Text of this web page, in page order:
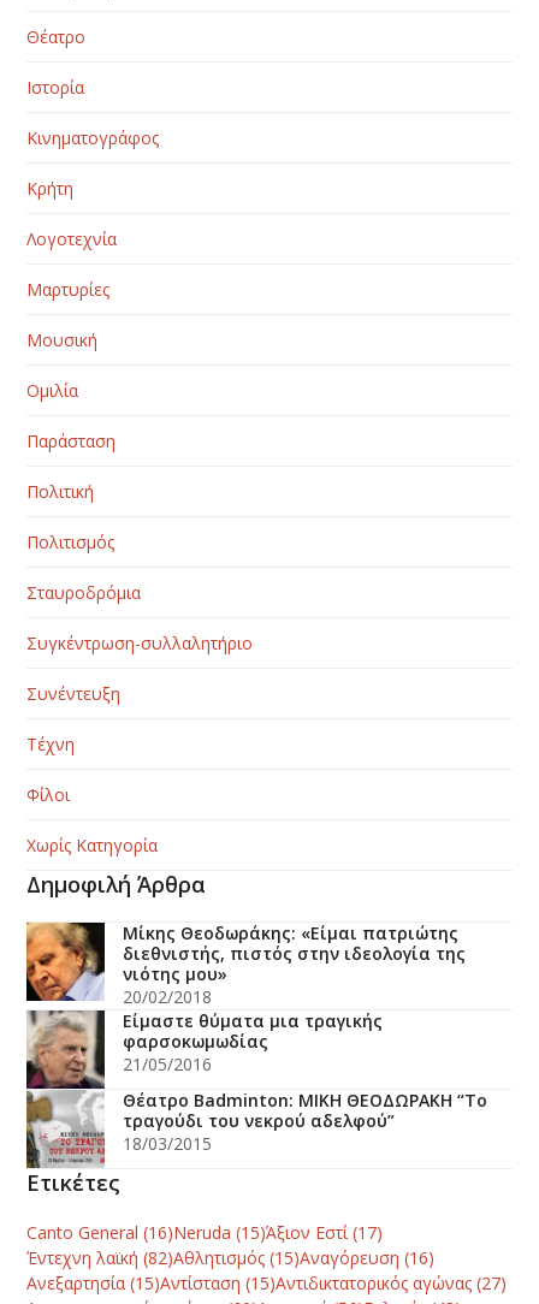
Θέατρο
Ιστορία
Κινηματογράφος
Κρήτη
Λογοτεχνία
Μαρτυρίες
Μουσική
Ομιλία
Παράσταση
Πολιτική
Πολιτισμός
Σταυροδρόμια
Συγκέντρωση-συλλαλητήριο
Συνέντευξη
Τέχνη
Φίλοι
Χωρίς Κατηγορία
Δημοφιλή Άρθρα
Μίκης Θεοδωράκης: «Είμαι πατριώτης
διεθνιστής, πιστός στην ιδεολογία της
νιότης μου»
20/02/2018
Είμαστε θύματα μια τραγικής
φαρσοκωμωδίας
21/05/2016
Θέατρο Badminton: ΜΙΚΗ ΘΕΟΔΩΡΑΚΗ “Το
τραγούδι του νεκρού αδελφού”
18/03/2015
Ετικέτες
Canto General (16)Neruda (15)Άξιον Εστί(17)
Έντεχνη λαϊκή (82)Αθλητισμός (15)Αναγόρευση (16)
Ανεξαρτησία (15)Αντίσταση (15)Αντιδικτατορικός αγώνας (27)